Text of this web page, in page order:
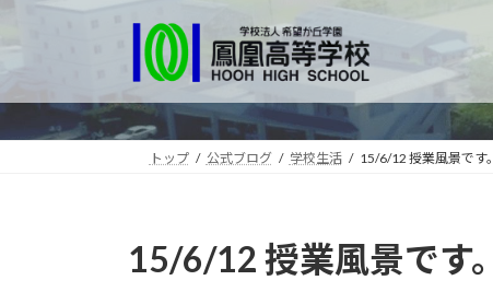
へ
ョ
トップ 公式ブログ 学校生活 15/6/12 授業風景です。
15/6/12 授業風景です。